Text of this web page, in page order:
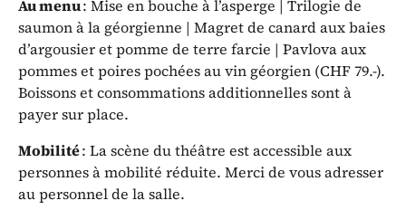
Au menu: Mise en bouche à l’asperge | Trilogie de
saumon à la géorgienne | Magret de canard aux baies
d’argousier et pomme de terre farcie | Pavlova aux
pommes et poires pochées au vin géorgien (CHF 79.-).
Boissons et consommations additionnelles sont à
payer sur place.
Mobilité: La scène du théâtre est accessible aux
personnes à mobilité réduite. Merci de vous adresser
au personnel de la salle.